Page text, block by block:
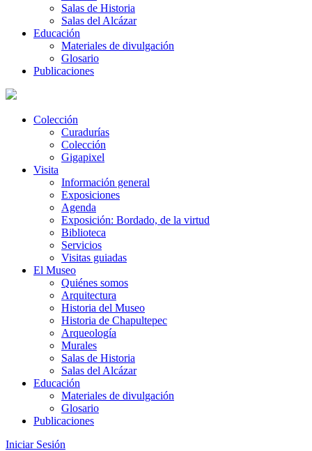
Salas de Historia
Salas del Alcázar
Educación
Materiales de divulgación
Glosario
Publicaciones
Colección
Curadurías
Colección
Gigapixel
Visita
Información general
Exposiciones
Agenda
Exposición: Bordado, de la virtud
Biblioteca
Servicios
Visitas guiadas
El Museo
Quiénes somos
Arquitectura
Historia del Museo
Historia de Chapultepec
Arqueología
Murales
Salas de Historia
Salas del Alcázar
Educación
Materiales de divulgación
Glosario
Publicaciones
Iniciar Sesión